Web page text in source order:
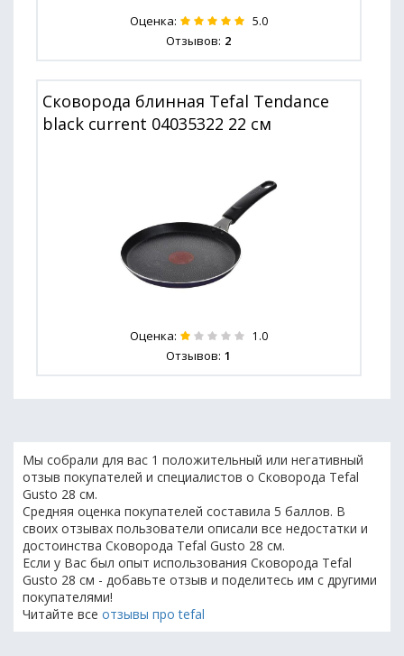
Оценка: 5.0
Отзывов: 2
Сковорода блинная Tefal Tendance
black current 04035322 22 см
Оценка: 1.0
Отзывов: 1
Мы собрали для вас 1 положительный или негативный
отзыв покупателей и специалистов о Сковорода Tefal
Gusto 28 см.
Средняя оценка покупателей составила 5 баллов. В
своих отзывах пользователи описали все недостатки и
достоинства Сковорода Tefal Gusto 28 см.
Если у Вас был опыт использования Сковорода Tefal
Gusto 28 см - добавьте отзыв и поделитесь им с другими
покупателями!
Читайте все отзывы про tefal